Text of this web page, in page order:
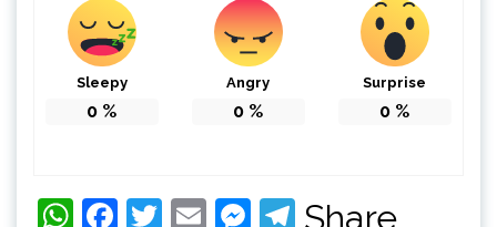
Sleepy
0 %
Angry
0 %
Surprise
0 %
WhatsApp
Facebook
Twitter
EmailMessenger
Telegram
Share